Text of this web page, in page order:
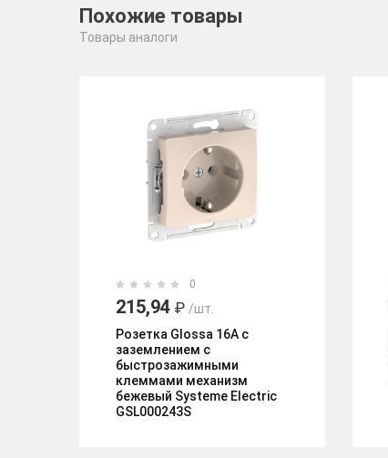
Похожие товары
Товары аналоги
0
215,94 ₽ /шт.
Розетка Glossa 16А с
заземлением с
быстрозажимными
клеммами механизм
бежевый Systeme Electric
GSL000243S